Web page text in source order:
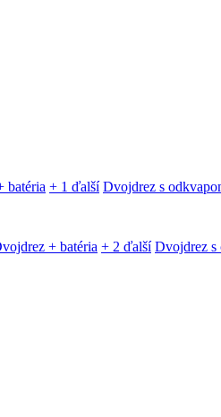
batéria + 1 ďalší Dvojdrez s
+ batéria + 2 ďalší Dvojdrez s